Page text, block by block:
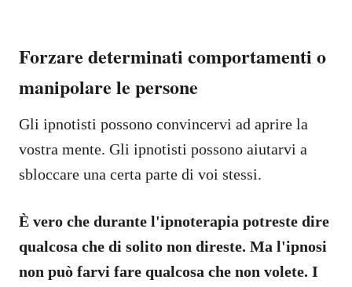
Forzare determinati comportamenti o
manipolare le persone
Gli ipnotisti possono convincervi ad aprire la
vostra mente. Gli ipnotisti possono aiutarvi a
sbloccare una certa parte di voi stessi.
È vero che durante l'ipnoterapia potreste dire
qualcosa che di solito non direste. Ma l'ipnosi
non può farvi fare qualcosa che non volete. I